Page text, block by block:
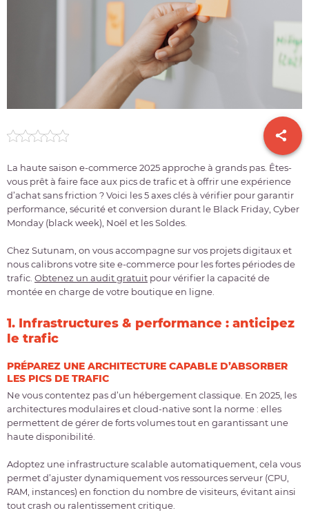
La haute saison e-commerce 2025 approche à grands pas. Êtes-
vous prêt à faire face aux pics de trafic et à offrir une expérience
d’achat sans friction ? Voici les 5 axes clés à vérifier pour garantir
performance, sécurité et conversion durant le Black Friday, Cyber
Monday (black week), Noël et les Soldes.
Chez Sutunam, on vous accompagne sur vos projets digitaux et
nous calibrons votre site e-commerce pour les fortes périodes de
trafic. Obtenez un audit gratuit pour vérifier la capacité de
montée en charge de votre boutique en ligne.
1. Infrastructures & performance : anticipez
le trafic
PRÉPAREZ UNE ARCHITECTURE CAPABLE D’ABSORBER
LES PICS DE TRAFIC
Ne vous contentez pas d’un hébergement classique. En 2025, les
architectures modulaires et cloud-native sont la norme : elles
permettent de gérer de forts volumes tout en garantissant une
haute disponibilité.
Adoptez une infrastructure scalable automatiquement, cela vous
permet d’ajuster dynamiquement vos ressources serveur (CPU,
RAM, instances) en fonction du nombre de visiteurs, évitant ainsi
tout crash ou ralentissement critique.